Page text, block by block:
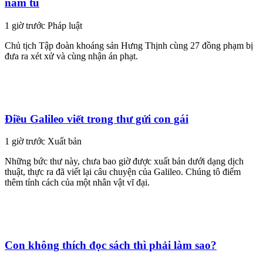
năm tù
1 giờ trước Pháp luật
Chủ tịch Tập đoàn khoáng sản Hưng Thịnh cùng 27 đồng phạm bị
đưa ra xét xử và cùng nhận án phạt.
Điều Galileo viết trong thư gửi con gái
1 giờ trước Xuất bản
Những bức thư này, chưa bao giờ được xuất bản dưới dạng dịch
thuật, thực ra đã viết lại câu chuyện của Galileo. Chúng tô điểm
thêm tính cách của một nhân vật vĩ đại.
Con không thích đọc sách thì phải làm sao?